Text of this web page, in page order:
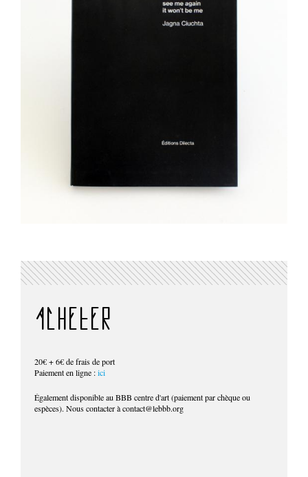
ACHETER
20€ + 6€ de frais de port
Paiement en ligne :ici
Également disponible au BBB centre d'art (paiement par chèque ou
espèces). Nous contacter à contact@lebbb.org